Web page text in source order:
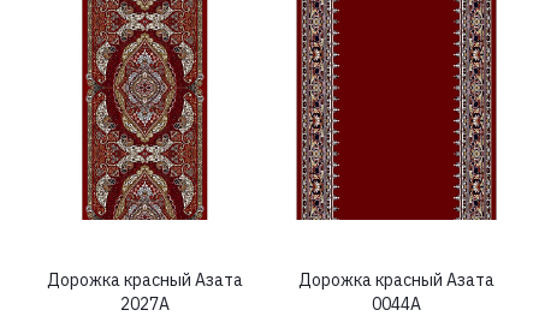
Дорожка красный Азата
2027A
Дорожка красный Азата
0044A